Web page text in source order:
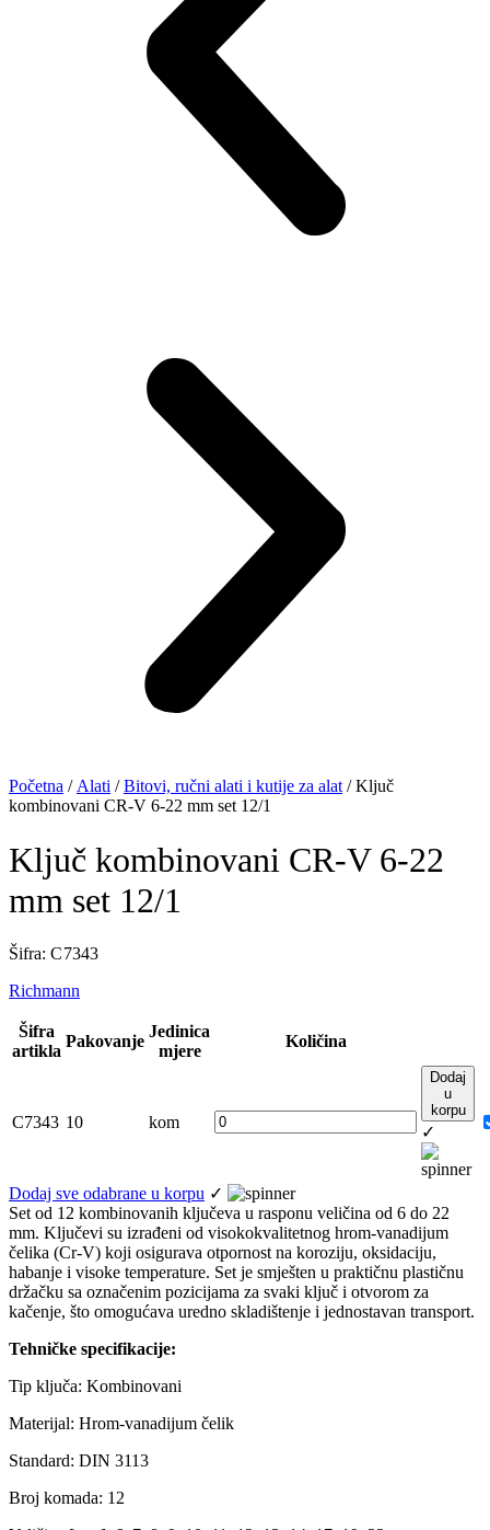
Početna / Alati /Bitovi, ručni alati i kutije za alat / Ključ
kombinovani CR-V 6-22 mm set 12/1
Ključ kombinovani CR-V 6-22
mm set 12/1
Šifra: C 7343
Richmann
Šifra
artikla
Pakovanje
Jedinica
mjere
Količina
C7343 10 kom
Dodaj
u
korpu
✓
Dodaj sve odabrane u korpu ✓
Set od 12 kombinovanih ključeva u rasponu veličina od 6 do 22
mm. Ključevi su izrađeni od visokokvalitetnog hrom-vanadijum
čelika (Cr-V) koji osigurava otpornost na koroziju, oksidaciju,
habanje i visoke temperature. Set je smješten u praktičnu plastičnu
držačku sa označenim pozicijama za svaki ključ i otvorom za
kačenje, što omogućava uredno skladištenje i jednostavan transport.
Tehničke specifikacije:
Tip ključa: Kombinovani
Materijal: Hrom-vanadijum čelik
Standard: DIN 3113
Broj komada: 12